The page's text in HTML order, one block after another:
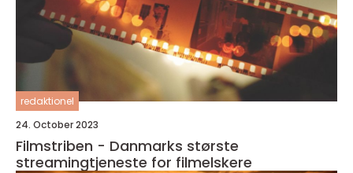
redaktionel
24. October 2023
Filmstriben - Danmarks største
streamingtjeneste for filmelskere